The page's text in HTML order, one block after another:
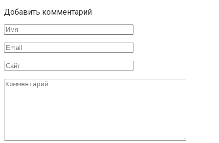
Добавить комментарий
Имя
Email
Сайт
Комментарий